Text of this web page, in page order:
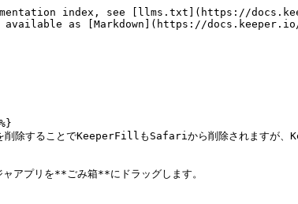
index, see [llms.txt](https://
available as [Markdown](https://
削除することでKeeperFillもSafariから削除されますが、
アプリを**ごみ箱**にドラッグします。